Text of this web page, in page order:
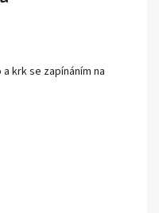
krk se zapínáním na